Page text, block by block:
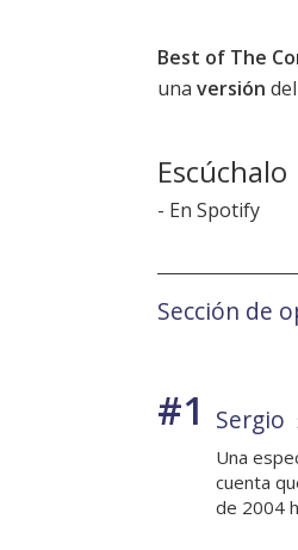
Best of The
una versión del
Escúchalo
- En Spotify
Sección de
#1 Sergio
Una
cuenta
de 2004